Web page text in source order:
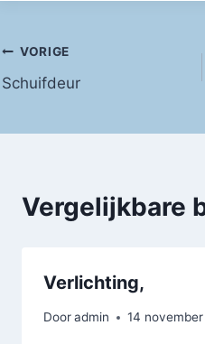
Bericht
navigatie
VORIGE
Schuifdeur
Vergelijkbare
Verlichting,
Dooradmin 14